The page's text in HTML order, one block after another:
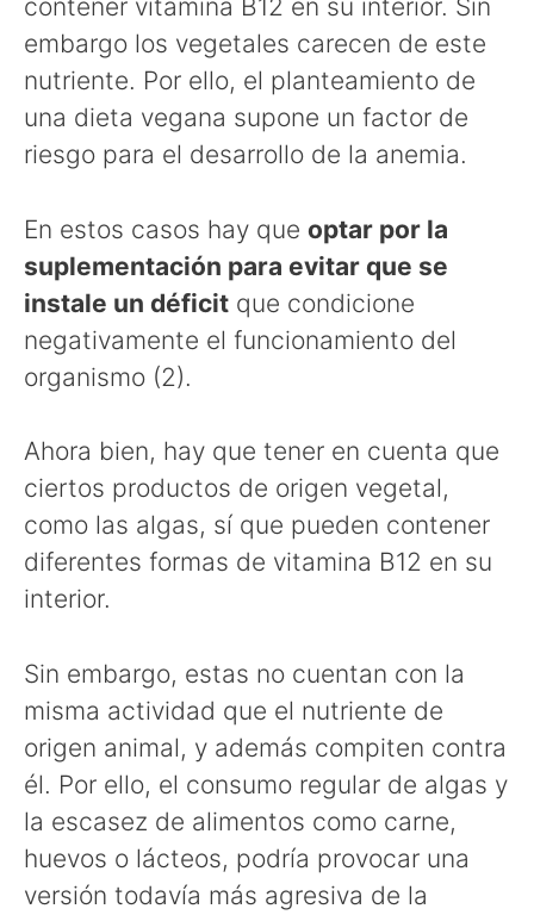
contener vitamina B12 en su interior. Sin
embargo los vegetales carecen de este
nutriente. Por ello, el planteamiento de
una dieta vegana supone un factor de
riesgo para el desarrollo de la anemia.
En estos casos hay que optar por la
suplementación para evitar que se
instale un déficit que condicione
negativamente el funcionamiento del
organismo (2).
Ahora bien, hay que tener en cuenta que
ciertos productos de origen vegetal,
como las algas, sí que pueden contener
diferentes formas de vitamina B12 en su
interior.
Sin embargo, estas no cuentan con la
misma actividad que el nutriente de
origen animal, y además compiten contra
él. Por ello, el consumo regular de algas y
la escasez de alimentos como carne,
huevos o lácteos, podría provocar una
versión todavía más agresiva de la